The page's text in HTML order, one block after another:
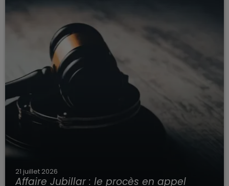
21 juillet 2026
Affaire Jubillar : le procès en appel